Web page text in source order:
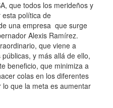
que todos los merideños y
esta política de
una empresa que surge
Alexis Ramírez.
que viene a
y más allá de ello,
beneficio, que minimiza a
colas en los diferentes
que la meta es aumentar